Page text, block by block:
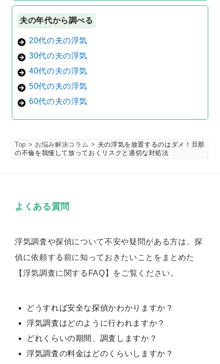
夫の年代から調べる
20代の夫の浮気
30代の夫の浮気
40代の夫の浮気
50代の夫の浮気
60代の夫の浮気
Top お悩み解決コラム
夫の浮気を放置するのはダメ！旦那
の不倫を我慢して放っておくリスクと適切な対処法
よくある質問
浮気調査や探偵について不安や疑問がある方は、探
偵に依頼する前に知っておきたいことをまとめた
【浮気調査に関するFAQ】をご覧ください。
どうすれば安全な探偵かわかりますか？
浮気調査はどのように行われますか？
どれくらいの期間、調査しますか？
浮気調査の料金はどのくらいしますか？